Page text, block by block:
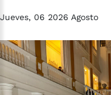
Jueves, 06 2026 Agosto